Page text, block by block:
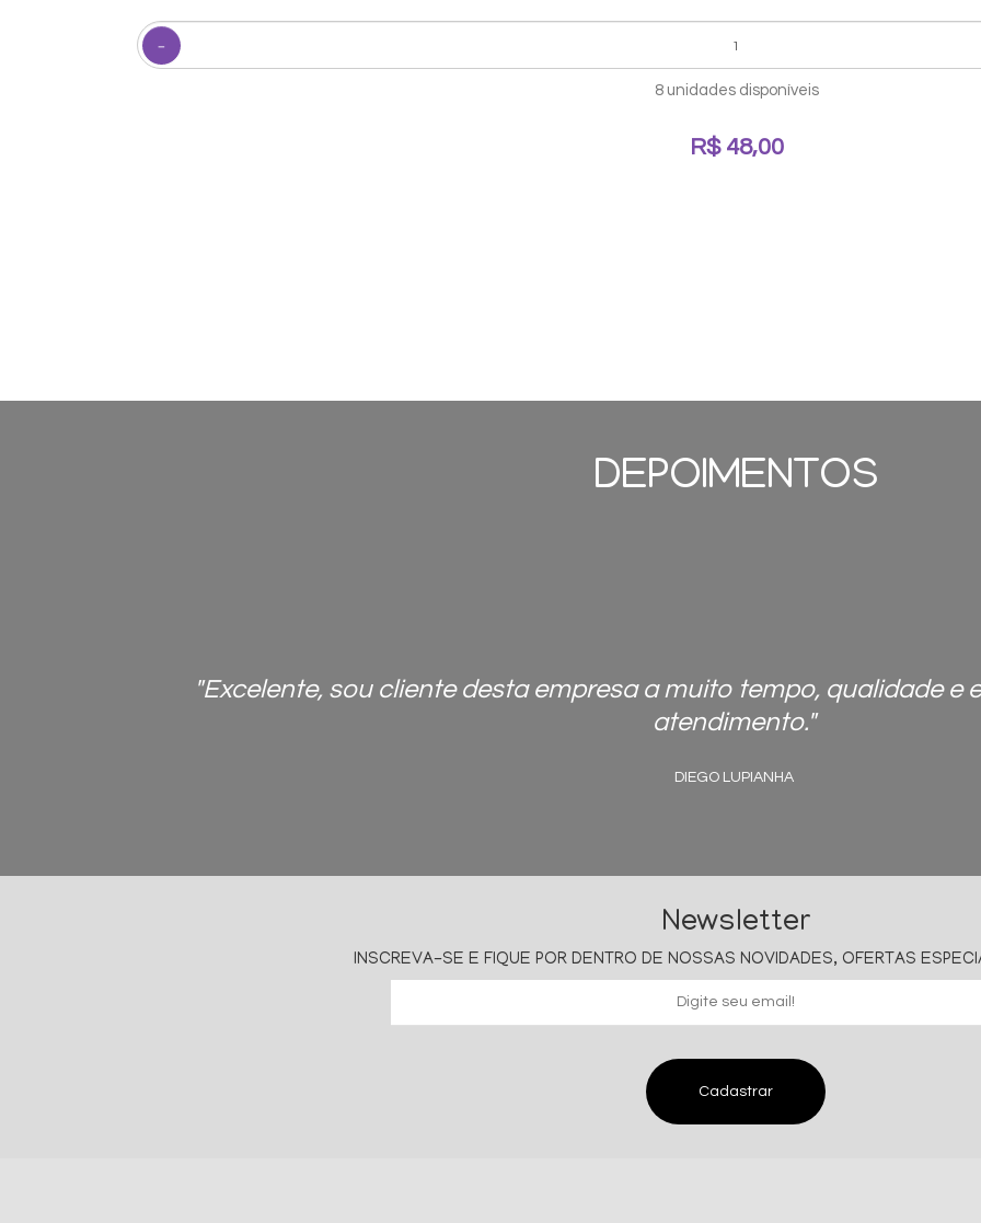
8 unidades disponíveis
R$ 48,00
DEPOIMENTOS
"Excelente, sou cliente desta empresa a muito tempo, qualidade e
atendimento."
DIEGO LUPIANHA
Newsletter
INSCREVA-SE E FIQUE POR DENTRO DE NOSSAS NOVIDADES, OFERTAS
Cadastrar